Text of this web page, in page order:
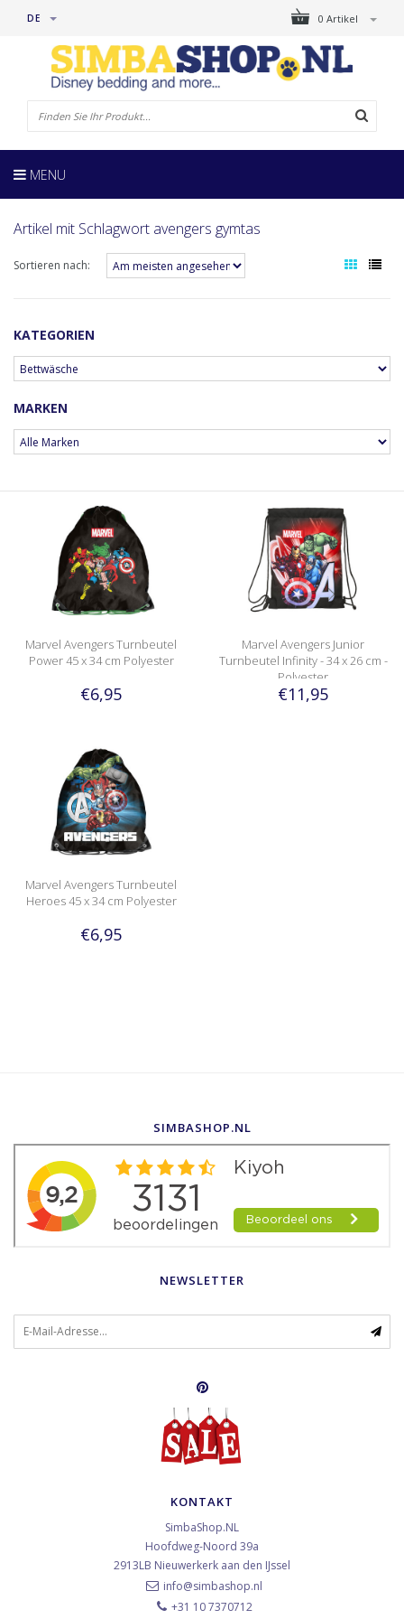
0 Artikel
DE
MENU
Artikel mit Schlagwort avengers gymtas
Sortieren nach:
KATEGORIEN
MARKEN
Marvel Avengers Turnbeutel
Power 45 x 34 cm Polyester
€6,95
Marvel Avengers Junior
Turnbeutel Infinity - 34 x 26 cm -
Polyester
€11,95
Marvel Avengers Turnbeutel
Heroes 45 x 34 cm Polyester
€6,95
SIMBASHOP.NL
NEWSLETTER
KONTAKT
SimbaShop.NL
Hoofdweg-Noord 39a
2913LB Nieuwerkerk aan den IJssel
info@simbashop.nl
+31 10 7370712